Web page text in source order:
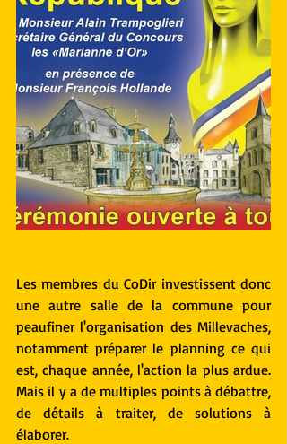
Les membres du CoDir investissent donc
une autre salle de la commune pour
peaufiner l'organisation des Millevaches,
notamment préparer le planning ce qui
est, chaque année, l'action la plus ardue.
Mais il y a de multiples points à débattre,
de détails à traiter, de solutions à
élaborer.